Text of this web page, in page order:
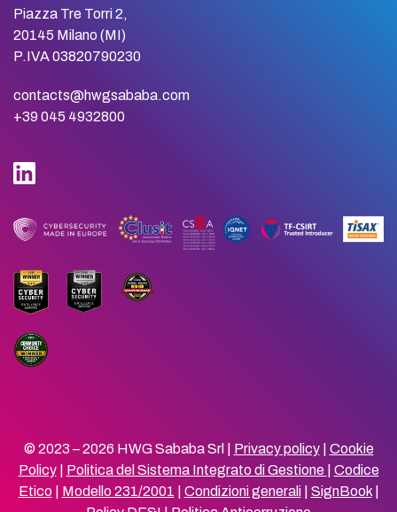
Piazza Tre Torri 2,
20145 Milano (MI)
P.IVA 03820790230
contacts@hwgsababa.com
+39 045 4932800
© 2023 – 2026 HWG Sababa Srl | Privacy policy| Cookie
Policy| Politica del Sistema Integrato di Gestione
Codice
Etico| Modello 231/2001 Condizioni generali| SignBook|